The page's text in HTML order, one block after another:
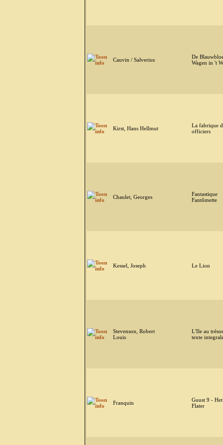
Cauvin / Salverius
De
Wagen in 't
Kirst, Hans Hellmut
La fabrique
officiers
Chaulet, Georges
Fantastique
Fantômette
Kessel, Joseph Le Lion
Stevenson, Robert
Louis
L'Ile au
texte
Franquin
Guust 9 -
Flater